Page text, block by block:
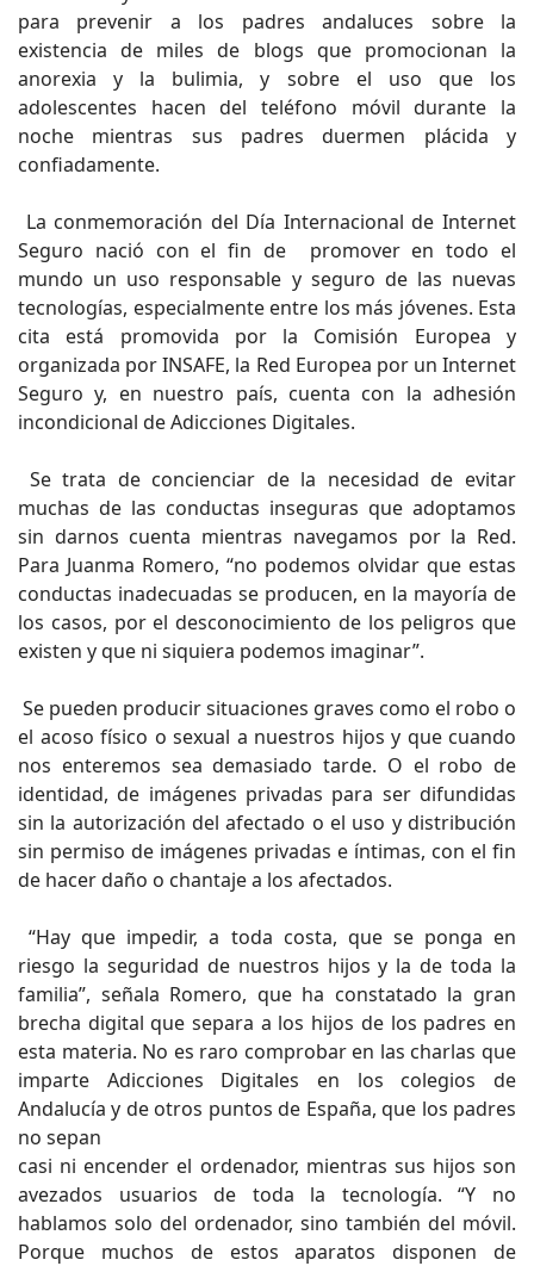
para prevenir a los padres andaluces sobre la
existencia de miles de blogs que promocionan la
anorexia y la bulimia, y sobre el uso que los
adolescentes hacen del teléfono móvil durante la
noche mientras sus padres duermen plácida y
confiadamente.
La conmemoración del Día Internacional de Internet
Seguro nació con el fin de promover en todo el
mundo un uso responsable y seguro de las nuevas
tecnologías, especialmente entre los más jóvenes. Esta
cita está promovida por la Comisión Europea y
organizada por INSAFE, la Red Europea por un Internet
Seguro y, en nuestro país, cuenta con la adhesión
incondicional de Adicciones Digitales.
Se trata de concienciar de la necesidad de evitar
muchas de las conductas inseguras que adoptamos
sin darnos cuenta mientras navegamos por la Red.
Para Juanma Romero, “no podemos olvidar que estas
conductas inadecuadas se producen, en la mayoría de
los casos, por el desconocimiento de los peligros que
existen y que ni siquiera podemos imaginar”.
Se pueden producir situaciones graves como el robo o
el acoso físico o sexual a nuestros hijos y que cuando
nos enteremos sea demasiado tarde. O el robo de
identidad, de imágenes privadas para ser difundidas
sin la autorización del afectado o el uso y distribución
sin permiso de imágenes privadas e íntimas, con el fin
de hacer daño o chantaje a los afectados.
“Hay que impedir, a toda costa, que se ponga en
riesgo la seguridad de nuestros hijos y la de toda la
familia”, señala Romero, que ha constatado la gran
brecha digital que separa a los hijos de los padres en
esta materia. No es raro comprobar en las charlas que
imparte Adicciones Digitales en los colegios de
Andalucía y de otros puntos de España, que los padres
no sepan
casi ni encender el ordenador, mientras sus hijos son
avezados usuarios de toda la tecnología. “Y no
hablamos solo del ordenador, sino también del móvil.
Porque muchos de estos aparatos disponen de